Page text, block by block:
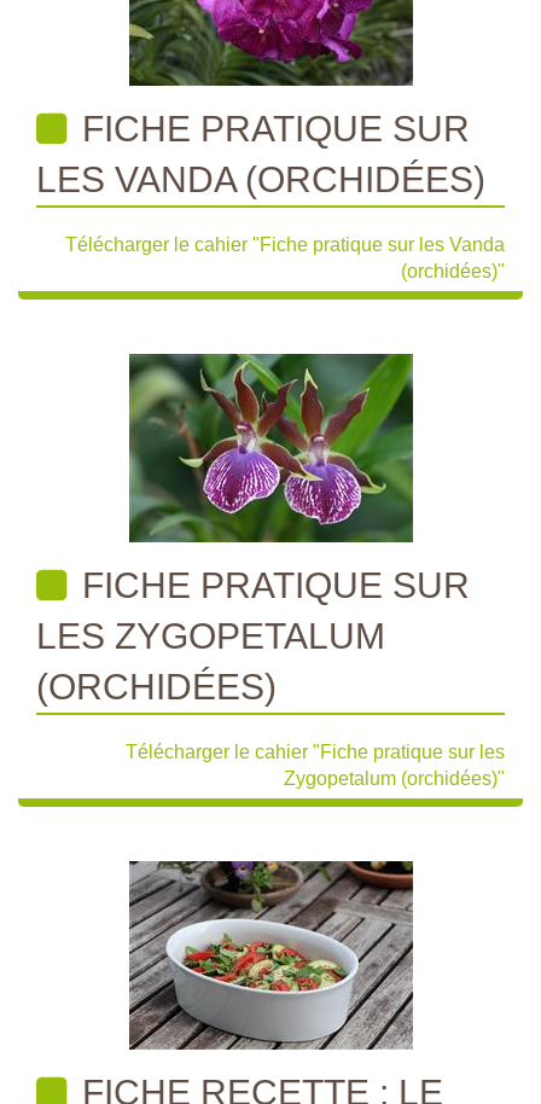
FICHE PRATIQUE SUR
LES VANDA (ORCHIDÉES)
Télécharger le cahier "Fiche pratique sur les Vanda
(orchidées)"
FICHE PRATIQUE SUR
LES ZYGOPETALUM
(ORCHIDÉES)
Télécharger le cahier "Fiche pratique sur les
Zygopetalum (orchidées)"
FICHE RECETTE : LE